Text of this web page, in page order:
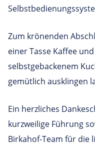
Zum krönenden
einer Tasse Kaffee
selbstgebackenem
gemütlich ausklingen
Ein herzliches
kurzweilige Führung
Birkahof-Team für die